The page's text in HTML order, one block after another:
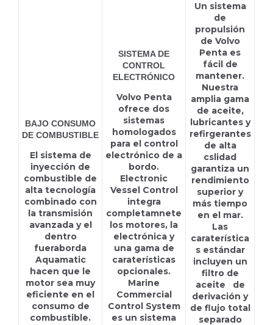
BAJO CONSUMO
DE COMBUSTIBLE
El sistema de
inyección de
combustible de
alta tecnología
combinado con
la transmisión
avanzada y el
dentro
fueraborda
Aquamatic
hacen que le
motor sea muy
eficiente en el
consumo de
combustible.
SISTEMA DE
CONTROL
ELECTRÓNICO
Volvo Penta
ofrece dos
sistemas
homologados
para el control
electrónico de a
bordo.
Electronic
Vessel Control
integra
completamnete
los motores, la
electrónica y
una gama de
caraterísticas
opcionales.
Marine
Commercial
Control System
es un sistema
Un sistema
de
propulsión
de Volvo
Penta es
fácil de
mantener.
Nuestra
amplia gama
de aceite,
lubricantes y
refirgerantes
de alta
cslidad
garantiza un
rendimiento
superior y
más tiempo
en el mar.
Las
caraterística
s estándar
incluyen un
filtro de
aceite de
derivación y
de flujo total
separado